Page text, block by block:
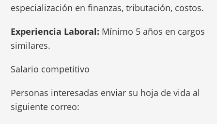
especialización en finanzas, tributación, costos.
Experiencia Laboral: Mínimo 5 años en cargos
similares.
Salario competitivo
Personas interesadas enviar su hoja de vida al
siguiente correo: